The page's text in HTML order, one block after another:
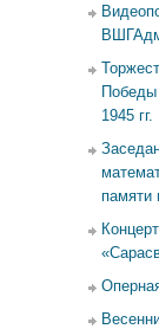
Победы
1945 гг.
памяти